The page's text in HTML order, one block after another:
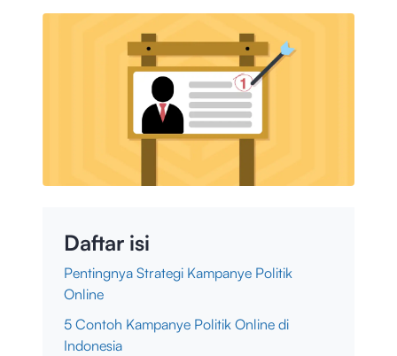
Daftar isi
Pentingnya Strategi Kampanye Politik
Online
5 Contoh Kampanye Politik Online di
Indonesia